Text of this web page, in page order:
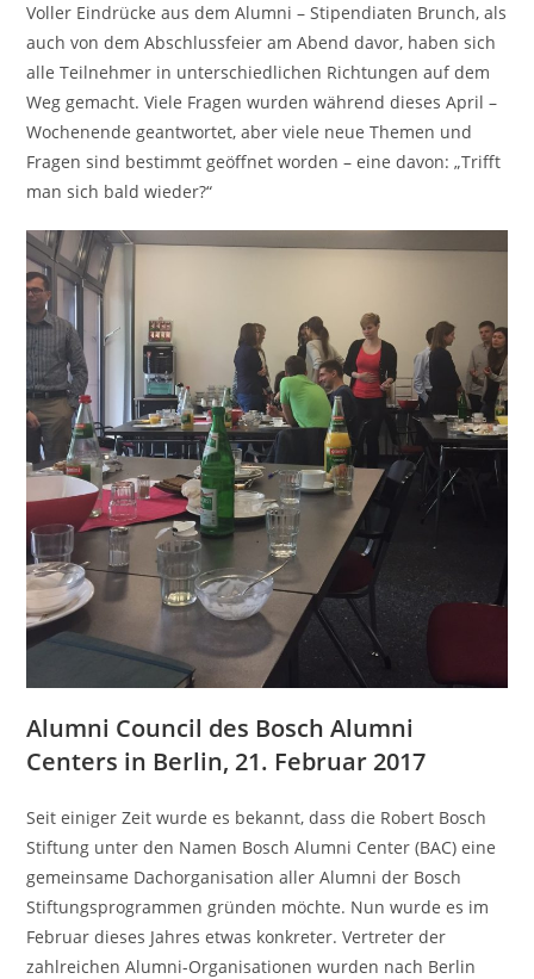
Voller Eindrücke aus dem Alumni – Stipendiaten Brunch, als
auch von dem Abschlussfeier am Abend davor, haben sich
alle Teilnehmer in unterschiedlichen Richtungen auf dem
Weg gemacht. Viele Fragen wurden während dieses April –
Wochenende geantwortet, aber viele neue Themen und
Fragen sind bestimmt geöffnet worden – eine davon: „Trifft
man sich bald wieder?“
Alumni Council des Bosch Alumni
Centers in Berlin, 21. Februar 2017
Seit einiger Zeit wurde es bekannt, dass die Robert Bosch
Stiftung unter den Namen Bosch Alumni Center (BAC) eine
gemeinsame Dachorganisation aller Alumni der Bosch
Stiftungsprogrammen gründen möchte. Nun wurde es im
Februar dieses Jahres etwas konkreter. Vertreter der
zahlreichen Alumni-Organisationen wurden nach Berlin